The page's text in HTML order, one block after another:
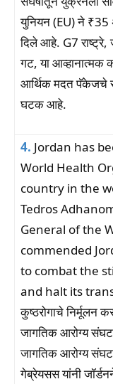
युनियन (EU) ने
दिले आहे. G7 राष्ट्रे,
गट, या आव्हानात्मक
आर्थिक मदत पॅकेजचे
घटक आहे.
4. Jordan has
World Health
country in the
Tedros
General of the
commended
to combat the
and halt its
कुष्ठरोगाचे निर्मूलन
जागतिक आरोग्य
जागतिक आरोग्य
गेब्रेयसस यांनी